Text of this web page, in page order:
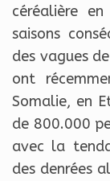
céréalière
saisons
des vagues
ont
Somalie, en
de 800.000
avec la
des denrées